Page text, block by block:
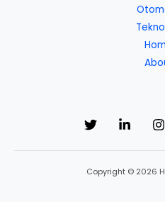
Copyright © 2026